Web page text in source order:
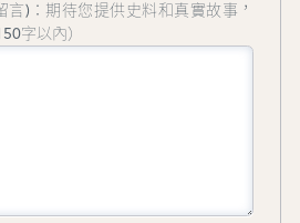
)：期待您提供史料和真實故事，
字以內）